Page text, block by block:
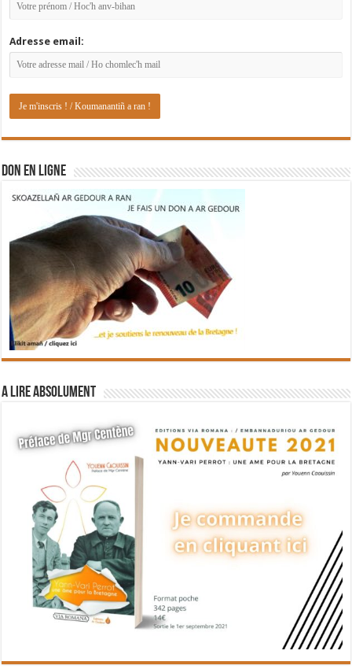
Adresse email:
DON EN LIGNE
A lire absolument